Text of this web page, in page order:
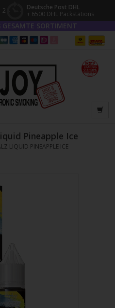
2
Deutsche Post DHL
+ 6500 DHL Packstations
GESAMTE SORTIMENT
Pineapple Ice
LIQUID PINEAPPLE ICE